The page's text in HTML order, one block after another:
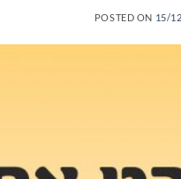
POSTED ON 15/